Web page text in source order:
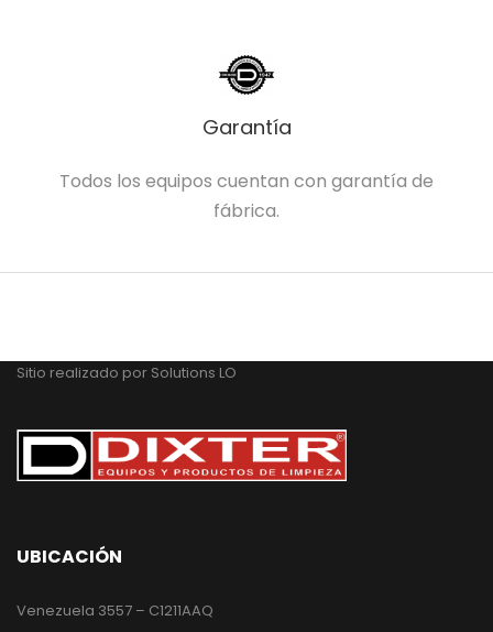
Garantía
Todos los equipos cuentan con garantía de
fábrica.
Sitio realizado por Solutions LO
UBICACIÓN
Venezuela 3557 – C1211AAQ